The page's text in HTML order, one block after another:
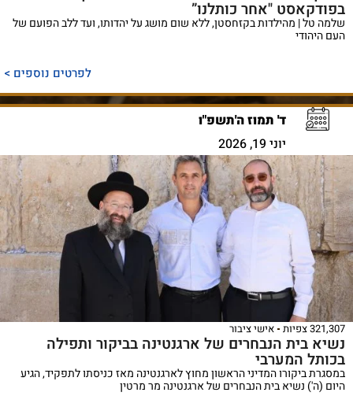
בפודקאסט "אחר כותלנו”
שלמה טל | מהילדות בקזחסטן, ללא שום מושג על יהדותו, ועד ללב הפועם של
העם היהודי
לפרטים נוספים >
ד' תמוז ה'תשפ"ו
יוני 19, 2026
321,307 צפיות אישי ציבור
נשיא בית הנבחרים של ארגנטינה בביקור ותפילה
בכותל המערבי
במסגרת ביקורו המדיני הראשון מחוץ לארגנטינה מאז כניסתו לתפקיד, הגיע
היום (ה') נשיא בית הנבחרים של ארגנטינה מר מרטין